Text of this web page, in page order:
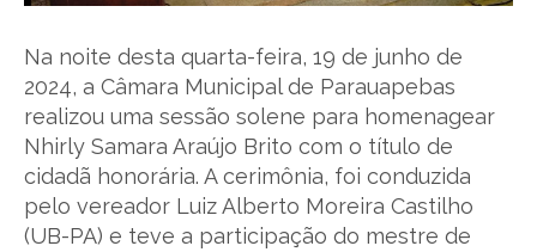
Na noite desta quarta-feira, 19 de junho de
2024, a Câmara Municipal de Parauapebas
realizou uma sessão solene para homenagear
Nhirly Samara Araújo Brito com o título de
cidadã honorária. A cerimônia, foi conduzida
pelo vereador Luiz Alberto Moreira Castilho
(UB-PA) e teve a participação do mestre de